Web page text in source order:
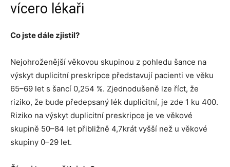
vícero lékaři
Co jste dále zjistil?
Nejohroženější věkovou skupinou z pohledu šance na
výskyt duplicitní preskripce představují pacienti ve věku
65–69 let s šancí 0,254 %. Zjednodušeně lze říct, že
riziko, že bude předepsaný lék duplicitní, je zde 1 ku 400.
Riziko na výskyt duplicitní preskripce je ve věkové
skupině 50–84 let přibližně 4,7krát vyšší než u věkové
skupiny 0–29 let.